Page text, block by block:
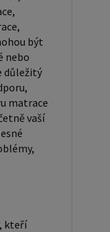
být
nebo
důležitý
matrace
vaší
kteří